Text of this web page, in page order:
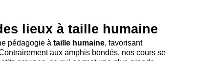
lieux à taille humaine
pédagogie à taille humaine, favorisant
aux amphis bondés, nos cours se